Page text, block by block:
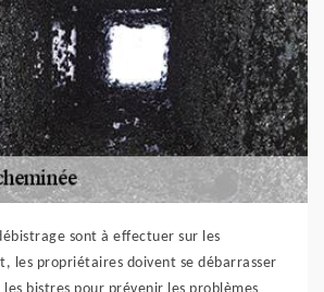
sont à effectuer sur les
les propriétaires doivent se débarrasser